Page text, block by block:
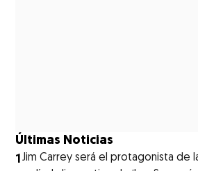
Últimas Noticias
1Jim Carrey será el protagonista de